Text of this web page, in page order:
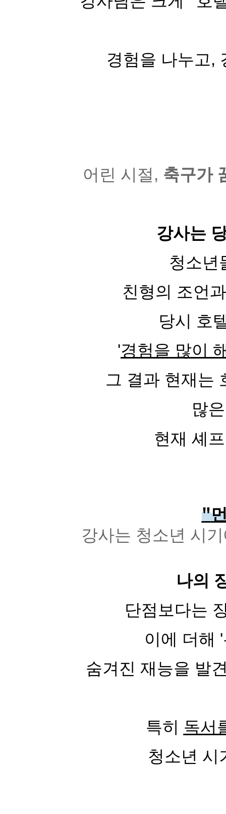
경험을 나누고,
어린 시절, 축구가
강사는
청소
친형의 조언
당시 호
'경험을 많이
그 결과 현재는
많
현재 셰
"
강사는 청소년 시
나의
단점보다는
이에 더해
숨겨진 재능을 발
특히 독서
청소년 시